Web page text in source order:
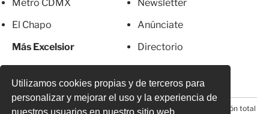
Utilizamos cookies propias y de terceros para
personalizar y mejorar el uso y la experiencia de
nuestros usuarios en nuestro sitio web.
Metro CDMX
El Chapo
Más Excelsior
Newsletter
Anúnciate
Directorio
© 2026 Todos los derechos reservados. Prohibida la reproducción total